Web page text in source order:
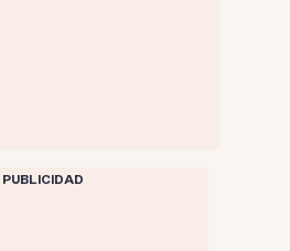
PUBLICIDAD